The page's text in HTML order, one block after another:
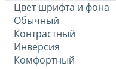
Цвет шрифта и фона
Обычный
Контрастный
Инверсия
Комфортный